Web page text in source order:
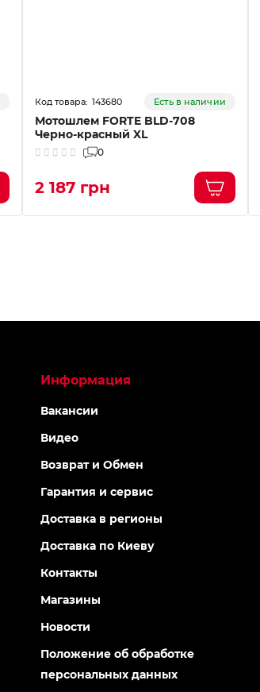
143680 Есть в наличии
Мотошлем FORTE BLD-708
Черно-красный XL
0
2 187 грн
Информация
Вакансии
Видео
Возврат и Обмен
Гарантия и сервис
Доставка в регионы
Доставка по Киеву
Контакты
Магазины
Новости
Положение об обработке
персональных данных